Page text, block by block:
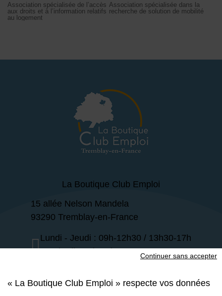
« La Boutique Club Emploi » respecte vos données
Continuer sans accepter
Association spécialisée de l’accès
aux droits et à l’information relatifs
au logement
Association spécialisée dans la
recherche de solution de mobilité
La Boutique Club Emploi
15 allée Nelson Mandela
93290 Tremblay-en-France
Lundi - Jeudi : 09h-12h30 / 13h30-17h
Vendredi : 09h-12h30
01 49 63 47 30